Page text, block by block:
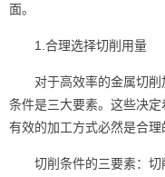
面。
1.合理选择切削用量
对于高效率的金属切
条件是三大要素。这些决
有效的加工方式必然是合理
切削条件的三要素：